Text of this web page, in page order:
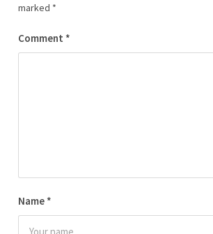
marked *
Comment *
Name *